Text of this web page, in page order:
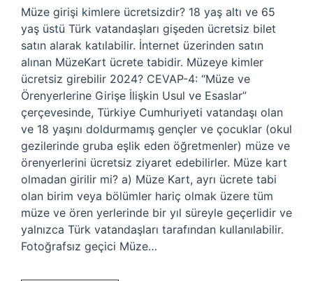
Müze girişi kimlere ücretsizdir? 18 yaş altı ve 65
yaş üstü Türk vatandaşları gişeden ücretsiz bilet
satın alarak katılabilir. İnternet üzerinden satın
alınan MüzeKart ücrete tabidir. Müzeye kimler
ücretsiz girebilir 2024? CEVAP-4: “Müze ve
Örenyerlerine Girişe İlişkin Usul ve Esaslar”
çerçevesinde, Türkiye Cumhuriyeti vatandaşı olan
ve 18 yaşını doldurmamış gençler ve çocuklar (okul
gezilerinde gruba eşlik eden öğretmenler) müze ve
örenyerlerini ücretsiz ziyaret edebilirler. Müze kart
olmadan girilir mi? a) Müze Kart, ayrı ücrete tabi
olan birim veya bölümler hariç olmak üzere tüm
müze ve ören yerlerinde bir yıl süreyle geçerlidir ve
yalnızca Türk vatandaşları tarafından kullanılabilir.
Fotoğrafsız geçici Müze…